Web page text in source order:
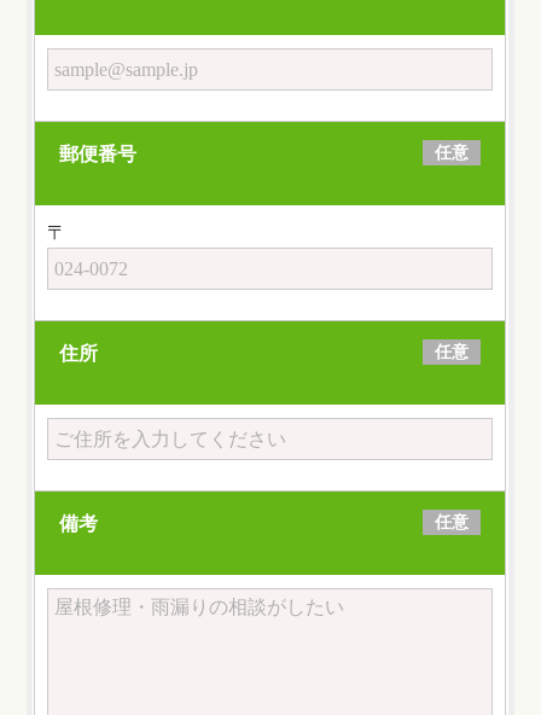
郵便番号 任意
〒
住所 任意
備考 任意